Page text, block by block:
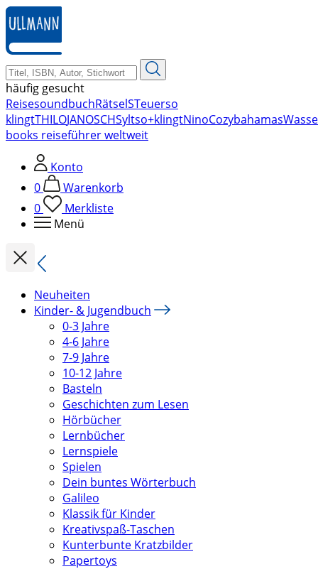
zum
Hauptinhalt
springen
häufig gesucht
ReisesoundbuchRätselSTeuerso
klingtTHILOJANOSCHSyltso+klingtNinoCozybahamas
books reiseführer weltweit
Konto
0
Warenkorb
0
Merkliste
Menü
Neuheiten
Kinder- & Jugendbuch
0-3 Jahre
4-6 Jahre
7-9 Jahre
10-12 Jahre
Basteln
Geschichten zum Lesen
Hörbücher
Lernbücher
Lernspiele
Spielen
Dein buntes Wörterbuch
Galileo
Klassik für Kinder
Kreativspaß-Taschen
Kunterbunte Kratzbilder
Papertoys